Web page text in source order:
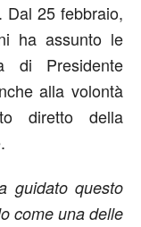
. Dal 25 febbraio,
ha assunto le
di Presidente
alla volontà
diretto della
guidato questo
come una delle